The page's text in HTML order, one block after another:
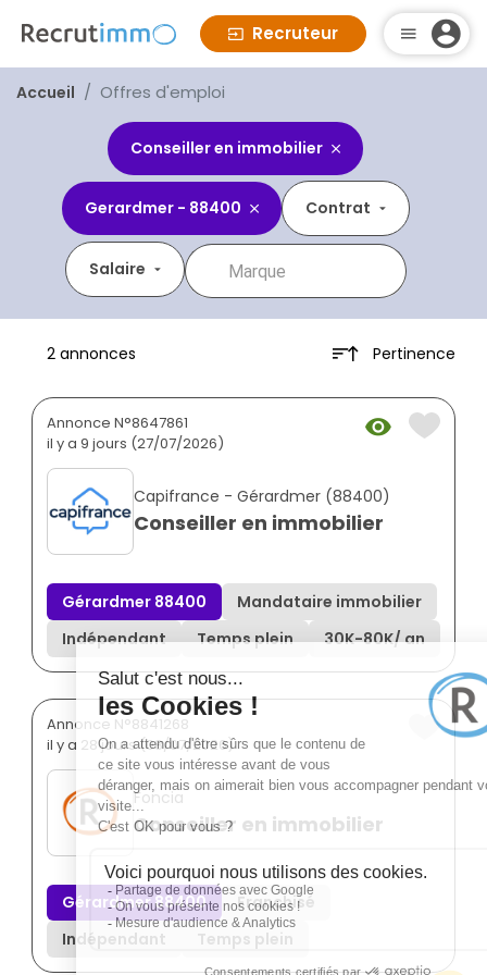
Recruteur
Accueil Offres d'emploi
Conseiller en immobilier
Gerardmer - 88400 Contrat
Salaire
2 annonces Pertinence
Annonce N°8647861
il y a 9 jours (27/07/2026)
Capifrance - Gérardmer (88400)
Conseiller en immobilier
Gérardmer 88400
Mandataire immobilier
Indépendant
Temps plein 30K-80K/ an
Annonce N°8841268
il y a 28 jours (08/07/2026)
Foncia
Conseiller en immobilier
Gérardmer 88400
Franchisé
Indépendant
Temps plein